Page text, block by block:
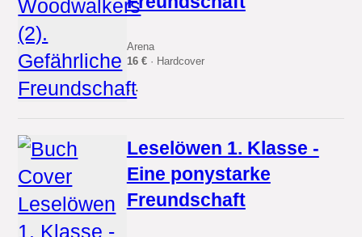
Arena
16 €· Hardcover
...
Leselöwen 1. Klasse -
Eine ponystarke
Freundschaft